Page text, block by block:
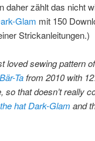
daher zählt das nicht
Glam mit 150
Strickanleitungen.)
loved sewing pattern
Bär-Tafrom 2010 with
that doesn’t really
the hat Dark-Glam and